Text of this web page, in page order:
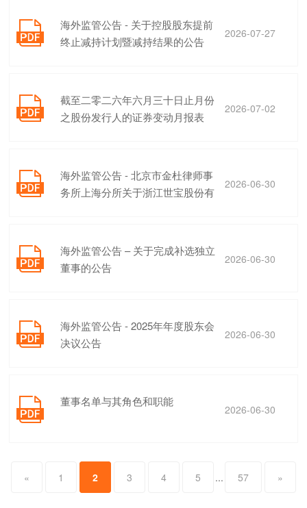

海外监管公告 - 关于控股股东提前
终止减持计划暨减持结果的公告
2026-07-27

截至二零二六年六月三十日止月份
之股份发行人的证券变动月报表
2026-07-02

海外监管公告 - 北京市金杜律师事
务所上海分所关于浙江世宝股份有
2026-06-30

海外监管公告 – 关于完成补选独立
董事的公告
2026-06-30

海外监管公告 - 2025年年度股东会
决议公告
2026-06-30
 董事名单与其角色和职能
2026-06-30
« 1 2 3 4 5 ... 57 »